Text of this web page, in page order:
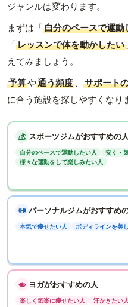
ジャンルは変わります。
まずは「自分のペースで運動
「レッスンで体を動かしたい
えてみましょう。
予算や通う頻度 、 サポート
に合う施設を探しやすくなり
スポーツジムがおすすめの人
自分のペースで運動したい人
安く・
様々な運動をして楽しみたい人
パーソナルジムがおすすめ
本気で痩せたい人 ボディラインを美
ヨガがおすすめの人
楽しく気楽に痩せたい人 汗かきたい人